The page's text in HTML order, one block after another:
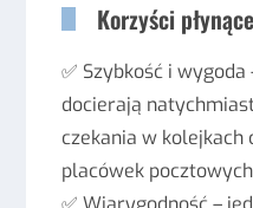
Korzyści
✅ Szybkość i
docierają
czekania w kolejkach
placówek